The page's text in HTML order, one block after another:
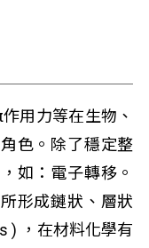
作用力等在生物、
色。除了穩定整
如：電子轉移。
形成鏈狀、層狀
) ，在材料化學有